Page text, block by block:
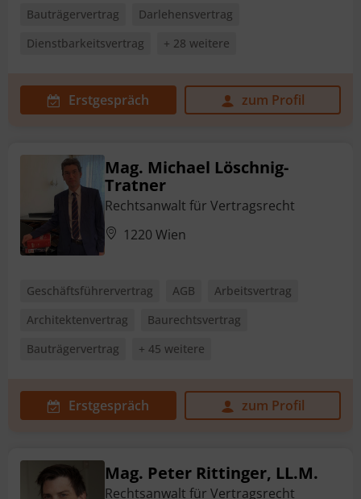
Bauträgervertrag
Darlehensvertrag
Dienstbarkeitsvertrag
+ 28 weitere
Erstgespräch zum Profil
Mag. Michael Löschnig-
Tratner
Rechtsanwalt für Vertragsrecht
1220 Wien
Geschäftsführervertrag AGB
Arbeitsvertrag
Architektenvertrag
Baurechtsvertrag
Bauträgervertrag
+ 45 weitere
Erstgespräch zum Profil
Mag. Peter Rittinger, LL.M.
Rechtsanwalt für Vertragsrecht